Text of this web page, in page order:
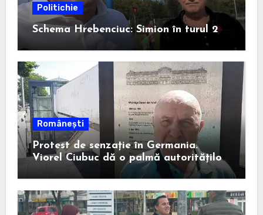
Politichie
Schema Hrebenciuc: Simion în turul 2
Românești
Protest de senzație în Germania.
Viorel Ciubuc dă o palmă autorităților
din România. Bravo, domnule inginer!